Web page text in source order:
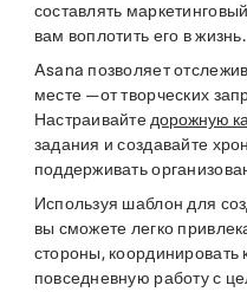
составлять
вам воплотить его в жизнь.
Asana позволяет
месте —от творческих
Настраивайте дорожную
задания и создавайте
поддерживать
Используя шаблон для
вы сможете легко
стороны, координировать
повседневную работу с